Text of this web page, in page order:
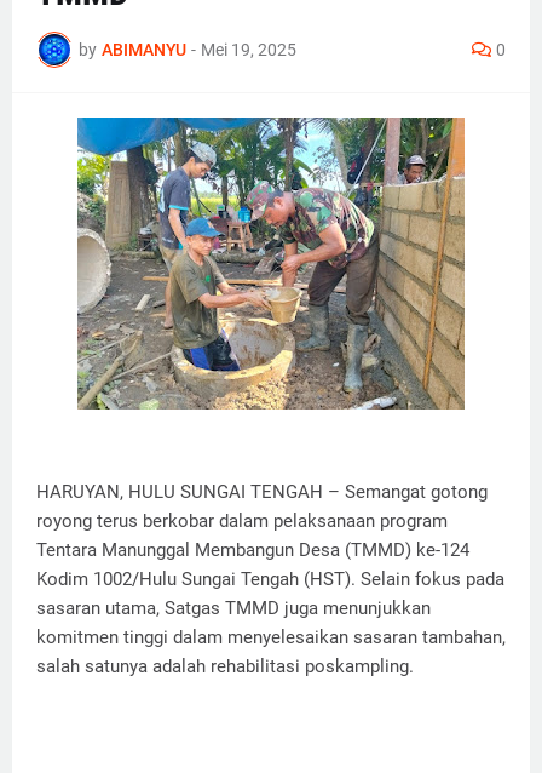
by ABIMANYU - Mei 19, 2025 0
HARUYAN, HULU SUNGAI TENGAH – Semangat gotong
royong terus berkobar dalam pelaksanaan program
Tentara Manunggal Membangun Desa (TMMD) ke-124
Kodim 1002/Hulu Sungai Tengah (HST). Selain fokus pada
sasaran utama, Satgas TMMD juga menunjukkan
komitmen tinggi dalam menyelesaikan sasaran tambahan,
salah satunya adalah rehabilitasi poskampling.